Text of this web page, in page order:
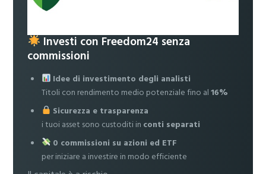
Investi con Freedom24 senza
commissioni
Idee di investimento degli analisti
Titoli con rendimento medio potenziale fino al16%
Sicurezza e trasparenza
i tuoi asset sono custoditi in conti separati
0 commissioni su azioni ed ETF
per iniziare a investire in modo efficiente